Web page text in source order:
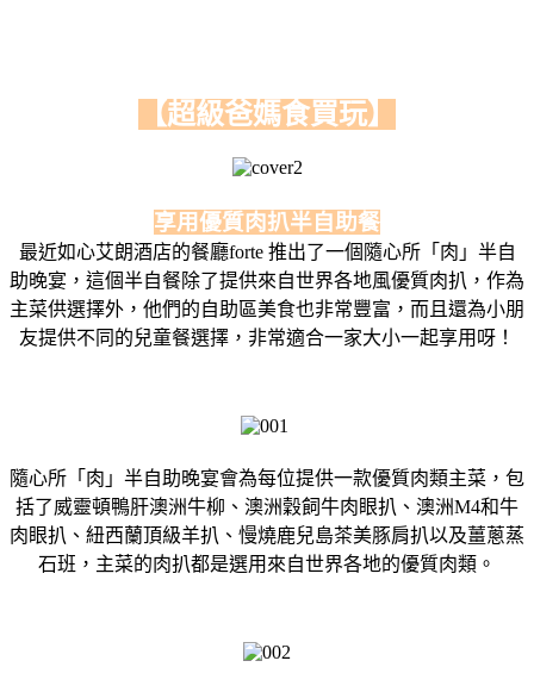
【超級爸媽食買玩】
享用優質肉扒半自助餐
最近如心艾朗酒店的餐廳forte 推出了一個隨心所「肉」半自
助晚宴，這個半自餐除了提供來自世界各地風優質肉扒，作為
主菜供選擇外，他們的自助區美食也非常豐富，而且還為小朋
友提供不同的兒童餐選擇，非常適合一家大小一起享用呀！
隨心所「肉」半自助晚宴會為每位提供一款優質肉類主菜，包
括了威靈頓鴨肝澳洲牛柳、澳洲穀飼牛肉眼扒、澳洲M4和牛
肉眼扒、紐西蘭頂級羊扒、慢燒鹿兒島茶美豚肩扒以及薑蔥蒸
石班，主菜的肉扒都是選用來自世界各地的優質肉類。